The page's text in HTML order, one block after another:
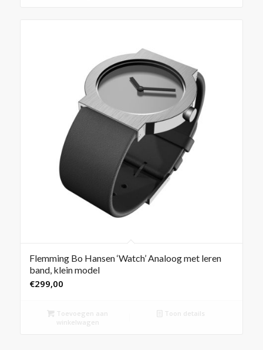
Flemming Bo Hansen ‘Watch’ Analoog met leren
band, klein model
€299,00
Toevoegen aan
winkelwagen
Toon details